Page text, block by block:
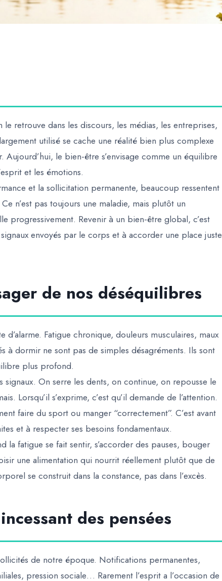
retrouve dans les discours, les médias, les entreprises,
utilisé se cache une réalité bien plus complexe
le bien-être s’envisage comme un équilibre
et les émotions.
et la sollicitation permanente, beaucoup ressentent
n’est pas toujours une maladie, mais plutôt un
progressivement. Revenir à un bien-être global, c’est
envoyés par le corps et à accorder une place juste
de nos déséquilibres
Fatigue chronique, douleurs musculaires, maux
dormir ne sont pas de simples désagréments. Ils sont
plus profond.
On serre les dents, on continue, on repousse le
Lorsqu’il s’exprime, c’est qu’il demande de l’attention.
faire du sport ou manger “correctement”. C’est avant
et à respecter ses besoins fondamentaux.
la fatigue se fait sentir, s’accorder des pauses, bouger
une alimentation qui nourrit réellement plutôt que de
se construit dans la constance, pas dans l’excès.
des pensées
de notre époque. Notifications permanentes,
pression sociale… Rarement l’esprit a l’occasion de